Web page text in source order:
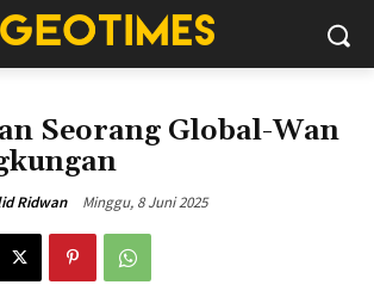
Seorang Global-Wan
Ridwan Minggu, 8 Juni 2025